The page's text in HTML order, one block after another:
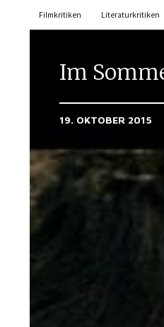
Filmkritiken Literaturkritiken
Im
19. OKTOBER 2015